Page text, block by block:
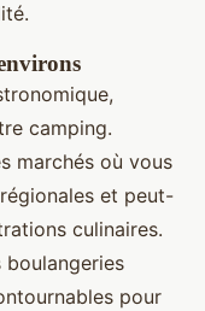
camping.
marchés où vous
et peut-
culinaires.
boulangeries
pour